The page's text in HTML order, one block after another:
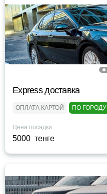
Express доставка
ОПЛАТА КАРТОЙ ПО ГОРОДУ
Цена посадки
5000 тенге